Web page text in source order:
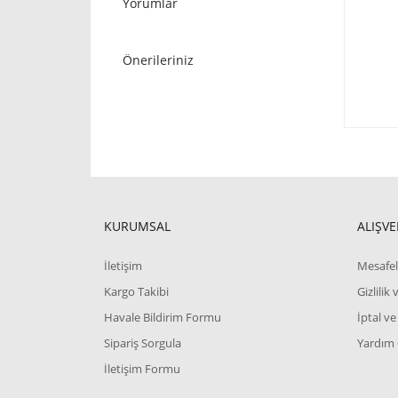
Önerileriniz
KURUMSAL
İletişim
Kargo Takibi
Havale Bildirim Formu
Sipariş Sorgula
İletişim Formu
Gizlilik
İptal ve